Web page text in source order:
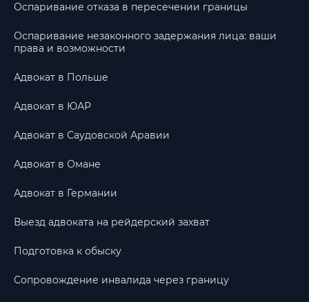
Оспаривание отказа в пересечении границы
Оспаривание незаконного задержания лица: ваши
права и возможности
Адвокат в Польше
Адвокат в ЮАР
Адвокат в Саудовской Аравии
Адвокат в Омане
Адвокат в Германии
Выезд адвоката на рейдерский захват
Подготовка к обыску
Сопровождение инвалида через границу